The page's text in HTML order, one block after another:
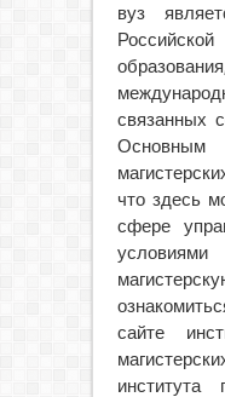
вуз
связанных
что здесь
сфере
сайте
института